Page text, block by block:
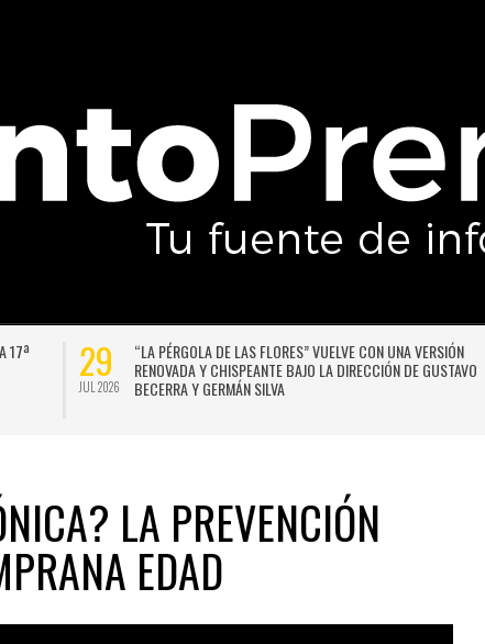
17ª
29
JUL 2026
“LA PÉRGOLA DE LAS FLORES” VUELVE CON UNA VERSIÓN
RENOVADA Y CHISPEANTE BAJO LA DIRECCIÓN DE GUSTAVO
BECERRA Y GERMÁN SILVA
LA PREVENCIÓN
EDAD